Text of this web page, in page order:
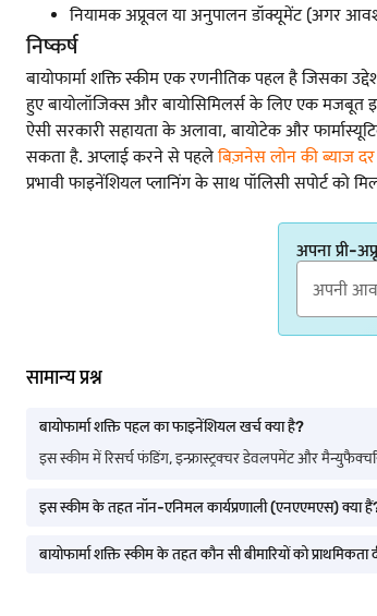
नियामक अप्रूवल या अनुपालन डॉक्यूमेंट (अगर
निष्कर्ष
बायोफार्मा शक्ति स्कीम एक रणनीतिक पहल है जिसका
हुए बायोलॉजिक्स और बायोसिमिलर्स के लिए एक मजबूत
ऐसी सरकारी सहायता के अलावा, बायोटेक और
सकता है. अप्लाई करने से पहलेबिज़नेस लोन की ब्याज दर
प्रभावी फाइनेंशियल प्लानिंग के साथ पॉलिसी सपोर्ट
अपना प्री-
सामान्य प्रश्न
बायोफार्मा शक्ति पहल का फाइनेंशियल खर्च क्या है?
इस स्कीम में रिसर्च फंडिंग, इन्फ्रास्ट्रक्चर डेवलपमेंट और
इस स्कीम के तहत नॉन-एनिमल कार्यप्रणाली (एनएएमएस) क्या
बायोफार्मा शक्ति स्कीम के तहत कौन सी बीमारियों को प्राथमिकता